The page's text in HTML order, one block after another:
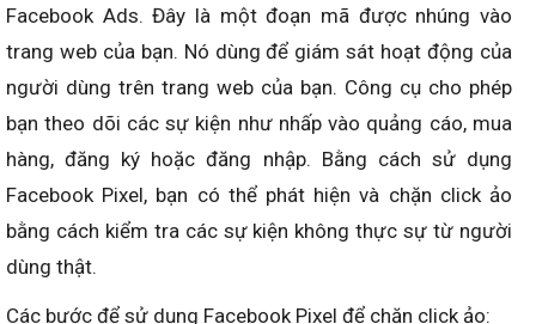
Facebook Ads. Đây là một đoạn mã được nhúng vào
trang web của bạn. Nó dùng để giám sát hoạt động của
người dùng trên trang web của bạn. Công cụ cho phép
bạn theo dõi các sự kiện như nhấp vào quảng cáo, mua
hàng, đăng ký hoặc đăng nhập. Bằng cách sử dụng
Facebook Pixel, bạn có thể phát hiện và chặn click ảo
bằng cách kiểm tra các sự kiện không thực sự từ người
dùng thật.
Các bước để sử dụng Facebook Pixel để chặn click ảo: